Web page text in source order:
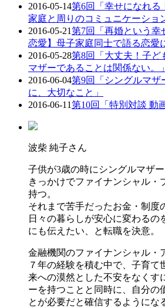
2016-05-14第6回「幸せになれる
家庭と周りのコミュニケーショ
2016-05-21第7回「再婚という幸
恋愛】母子家庭同士で語る恋愛
2016-05-28第8回「大丈夫！子ど
マザーであることは関係ない。」
2016-06-04第9回「シングルマザ
に、大切なこと」
2016-06-11第10回「特別対談 動
波柴 純子さん
子供が3歳の時にシングルマザ
きっかけでファイナンシャル・
持つ。
それまで苦手だったお金・制度
日々の暮らしが安心に変わるの
にも伝えたい、と転職を決意。
金融機関のファイナンシャル・
７年の経験を積む中で、子育て
来への漠然とした不安をなくす
ーを持つことと同時に、自分の
とが必要だと確信するようにな